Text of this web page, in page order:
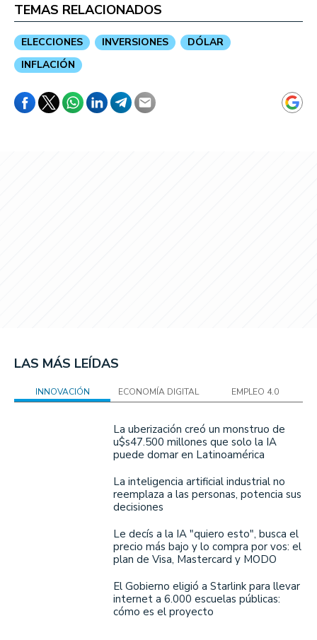
TEMAS RELACIONADOS
ELECCIONES INVERSIONES
DÓLAR
INFLACIÓN
LAS MÁS LEÍDAS
INNOVACIÓN ECONOMÍA DIGITAL EMPLEO 4.0
La uberización creó un monstruo de
u$s47.500 millones que solo la IA
puede domar en Latinoamérica
La inteligencia artificial industrial no
reemplaza a las personas, potencia sus
decisiones
Le decís a la IA "quiero esto", busca el
precio más bajo y lo compra por vos: el
plan de Visa, Mastercard y MODO
El Gobierno eligió a Starlink para llevar
internet a 6.000 escuelas públicas:
cómo es el proyecto